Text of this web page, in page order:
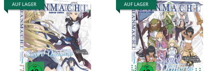
AUF LAGER AUF LAGER